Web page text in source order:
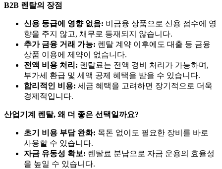
B2B 렌탈의 장점
신용 등급에 영향 없음: 비금융 상품으로 신용 점수에 영
향을 주지 않고, 채무로 등재되지 않습니다.
추가 금융 거래 가능: 렌탈 계약 이후에도 대출 등 금융
상품 이용에 제약이 없습니다.
전액 비용 처리: 렌탈료는 전액 경비 처리가 가능하며,
부가세 환급 및 세액 공제 혜택을 받을 수 있습니다.
합리적인 비용: 세금 혜택을 고려하면 장기적으로 더욱
경제적입니다.
산업기계 렌탈, 왜 더 좋은 선택일까요?
초기 비용 부담 완화: 목돈 없이도 필요한 장비를 바로
사용할 수 있습니다.
자금 유동성 확보: 렌탈료 분납으로 자금 운용의 효율성
을 높일 수 있습니다.